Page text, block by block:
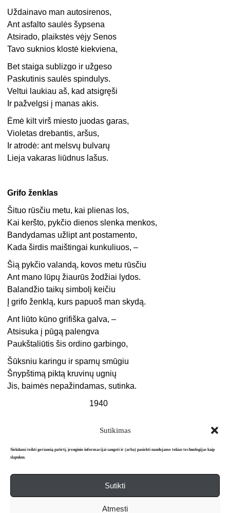
Sutikimas
Siekdami teikti geriausią patirtį, įrenginio informacijai saugoti ir (arba) pasiekti naudojame tokias technologijas kaip
slapukus.
Sutikti
Atmesti
Uždainavo man autosirenos,
Ant asfalto saulės šypsena
Atsirado, plaikstės vėjy Senos
Tavo suknios klostė kiekviena,
Bet staiga sublizgo ir užgeso
Paskutinis saulės spindulys.
Veltui laukiau aš, kad atsigręši
Ir pažvelgsi į manas akis.
Ėmė kilt virš miesto juodas garas,
Violetas drebantis, aršus,
Ir atrodė: ant melsvų bulvarų
Lieja vakaras liūdnus lašus.
Grifo ženklas
Šituo rūsčiu metu, kai plienas los,
Kai keršto, pykčio dienos slenka menkos,
Bandydamas užlipt ant postamento,
Kada širdis maištingai kunkuliuos, –
Šią pykčio valandą, kovos metu rūsčiu
Ant mano lūpų žiaurūs žodžiai lydos.
Balandžio taikų simbolį keičiu
Į grifo ženklą, kurs papuoš man skydą.
Ant liūto kūno grifiška galva, –
Atsisuka į pūgą palengva
Paukštaliūtis šis ordino garbingo,
Šūksniu karingu ir sparnų smūgiu
Šnypštimą piktą kruvinų ugnių
Jis, baimės nepažindamas, sutinka.
1940
Apie mus Redakcija Prenumerata